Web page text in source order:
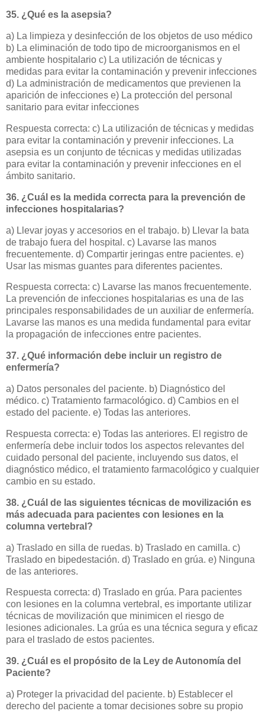
35. ¿Qué es la asepsia?
a) La limpieza y desinfección de los objetos de uso médico
b) La eliminación de todo tipo de microorganismos en el
ambiente hospitalario c) La utilización de técnicas y
medidas para evitar la contaminación y prevenir infecciones
d) La administración de medicamentos que previenen la
aparición de infecciones e) La protección del personal
sanitario para evitar infecciones
Respuesta correcta: c) La utilización de técnicas y medidas
para evitar la contaminación y prevenir infecciones. La
asepsia es un conjunto de técnicas y medidas utilizadas
para evitar la contaminación y prevenir infecciones en el
ámbito sanitario.
36. ¿Cuál es la medida correcta para la prevención de
infecciones hospitalarias?
a) Llevar joyas y accesorios en el trabajo. b) Llevar la bata
de trabajo fuera del hospital. c) Lavarse las manos
frecuentemente. d) Compartir jeringas entre pacientes. e)
Usar las mismas guantes para diferentes pacientes.
Respuesta correcta: c) Lavarse las manos frecuentemente.
La prevención de infecciones hospitalarias es una de las
principales responsabilidades de un auxiliar de enfermería.
Lavarse las manos es una medida fundamental para evitar
la propagación de infecciones entre pacientes.
37. ¿Qué información debe incluir un registro de
enfermería?
a) Datos personales del paciente. b) Diagnóstico del
médico. c) Tratamiento farmacológico. d) Cambios en el
estado del paciente. e) Todas las anteriores.
Respuesta correcta: e) Todas las anteriores. El registro de
enfermería debe incluir todos los aspectos relevantes del
cuidado personal del paciente, incluyendo sus datos, el
diagnóstico médico, el tratamiento farmacológico y cualquier
cambio en su estado.
38. ¿Cuál de las siguientes técnicas de movilización es
más adecuada para pacientes con lesiones en la
columna vertebral?
a) Traslado en silla de ruedas. b) Traslado en camilla. c)
Traslado en bipedestación. d) Traslado en grúa. e) Ninguna
de las anteriores.
Respuesta correcta: d) Traslado en grúa. Para pacientes
con lesiones en la columna vertebral, es importante utilizar
técnicas de movilización que minimicen el riesgo de
lesiones adicionales. La grúa es una técnica segura y eficaz
para el traslado de estos pacientes.
39. ¿Cuál es el propósito de la Ley de Autonomía del
Paciente?
a) Proteger la privacidad del paciente. b) Establecer el
derecho del paciente a tomar decisiones sobre su propio